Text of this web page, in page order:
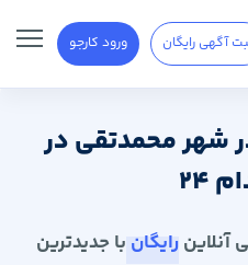
آگهی رایگان ورود کارجو
شهر محمدتقی در
24
رایگان با جدیدترین